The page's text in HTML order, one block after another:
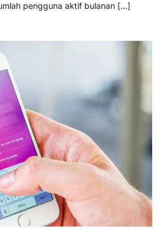
pengguna aktif bulanan […]